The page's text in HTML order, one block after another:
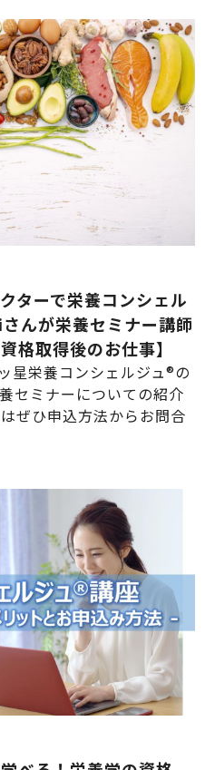
ターで栄養コンシェル
んが栄養セミナー講師
格取得後のお仕事】
星栄養コンシェルジュ®の
セミナーについての紹介
ぜひ申込方法からお問合